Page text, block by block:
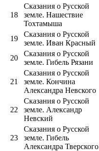
18
Сказания о Русской
земле. Нашествие
Тохтамыша
19
Сказания о Русской
земле. Иван Красный
20
Сказания о Русской
земле. Гибель Рязани
21
Сказания о Русской
земле. Кончина
Александра Невского
22
Сказания о Русской
земле. Александр
Невский
23
Сказания о Русской
земле. Гибель
Александра Тверского